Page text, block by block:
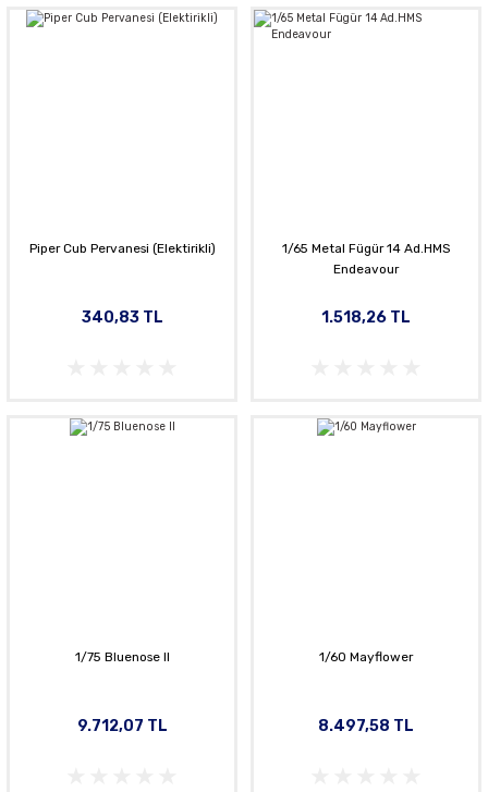
Piper Cub Pervanesi (Elektirikli)
340,83 TL
1/65 Metal Fügür 14 Ad.HMS
Endeavour
1.518,26 TL
1/75 Bluenose ll
9.712,07 TL
1/60 Mayflower
8.497,58 TL